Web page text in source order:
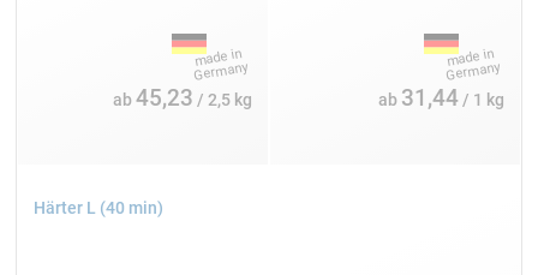
ab45,23 / 2,5 kg ab 31,44/ 1 kg
Härter L (40 min)